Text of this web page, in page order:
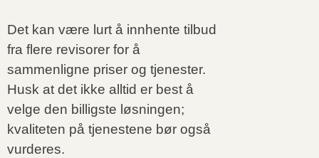
Det kan være lurt å innhente tilbud
fra flere revisorer for å
sammenligne priser og tjenester.
Husk at det ikke alltid er best å
velge den billigste løsningen;
kvaliteten på tjenestene bør også
vurderes.